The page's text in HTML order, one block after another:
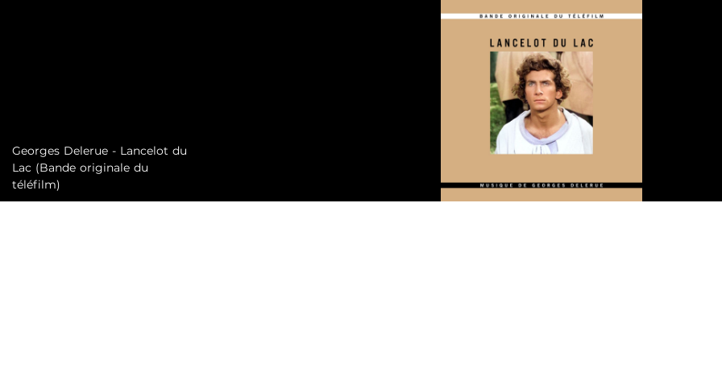
Georges Delerue - Lancelot du
Lac (Bande originale du
téléfilm)